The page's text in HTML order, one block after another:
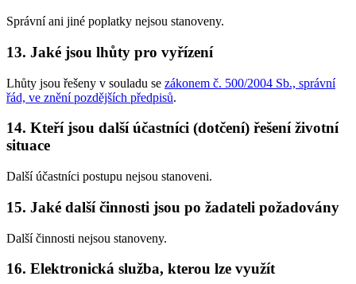
Správní ani jiné poplatky nejsou stanoveny.
13. Jaké jsou lhůty pro vyřízení
Lhůty jsou řešeny v souladu se zákonem č. 500/2004 Sb., správní
řád, ve znění pozdějších předpisů.
14. Kteří jsou další účastníci (dotčení) řešení životní
situace
Další účastníci postupu nejsou stanoveni.
15. Jaké další činnosti jsou po žadateli požadovány
Další činnosti nejsou stanoveny.
16. Elektronická služba, kterou lze využít